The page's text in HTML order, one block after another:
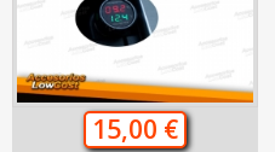
15,00 €